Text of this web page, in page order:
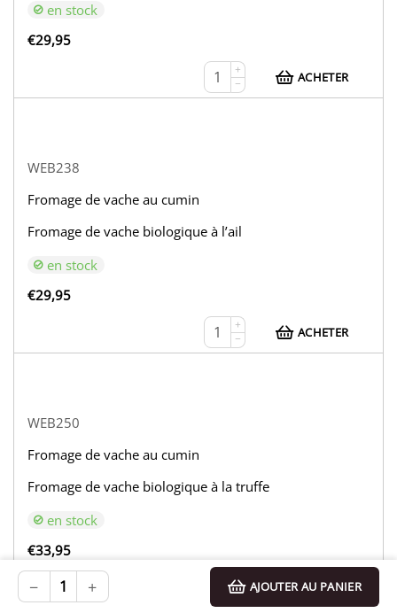
+
− AJOUTER AU PANIER
en stock
€29,95
+
−
ACHETER
WEB238
Fromage de vache au cumin
Fromage de vache biologique à l’ail
en stock
€29,95
+
−
ACHETER
WEB250
Fromage de vache au cumin
Fromage de vache biologique à la truffe
en stock
€33,95
+
−
ACHETER